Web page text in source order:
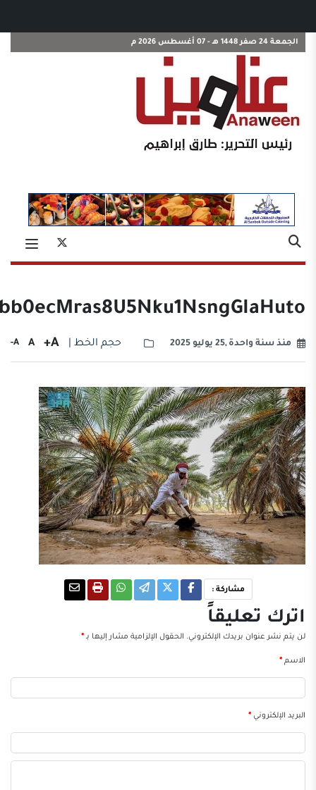
الجمعة 24 صفر 1448 هـ - 07 أغسطس 2026 م
منذ سنة واحدة ,25 يوليو 2025 حجم الخط | A+
A
A-
مشاركة :
اترك تعليقاً
لن يتم نشر عنوان بريدك الإلكتروني. الحقول الإلزامية مشار إليها بـ*
الاسم*
البريد الإلكتروني*